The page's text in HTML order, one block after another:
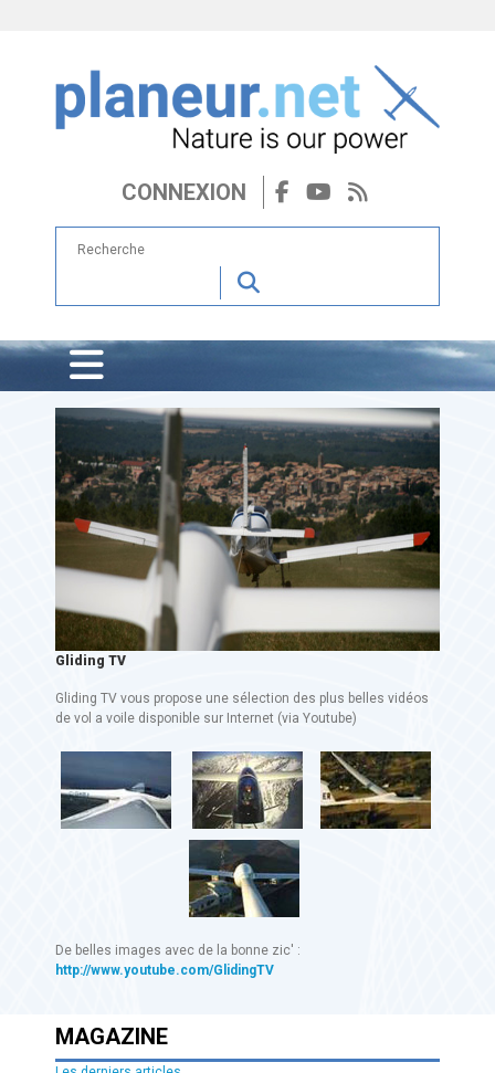
CONNEXION
Gliding TV
Gliding TV vous propose une sélection des plus belles vidéos
de vol a voile disponible sur Internet (via Youtube)
De belles images avec de la bonne zic' :
http://www.youtube.com/GlidingTV
MAGAZINE